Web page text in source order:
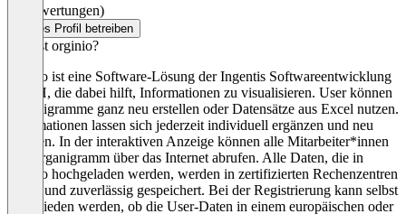
(0 Bewertungen)
Dieses Profil betreiben
Was ist orginio?
orginio ist eine Software-Lösung der Ingentis Softwareentwicklung
GmbH, die dabei hilft, Informationen zu visualisieren. User können
Organigramme ganz neu erstellen oder Datensätze aus Excel nutzen.
Informationen lassen sich jederzeit individuell ergänzen und neu
anlegen. In der interaktiven Anzeige können alle Mitarbeiter*innen
das Organigramm über das Internet abrufen. Alle Daten, die in
orginio hochgeladen werden, werden in zertifizierten Rechenzentren
sicher und zuverlässig gespeichert. Bei der Registrierung kann selbst
entschieden werden, ob die User-Daten in einem europäischen oder